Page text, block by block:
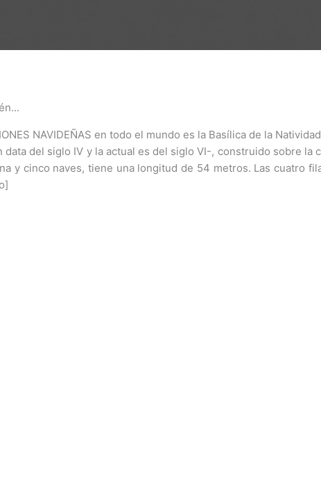
NAVIDEÑAS en todo el mundo es la Basílica de la
del siglo IV y la actual es del siglo VI-, construido sobre la
y cinco naves, tiene una longitud de 54 metros. Las cuatro